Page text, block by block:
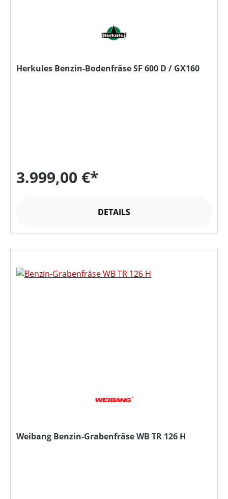
Herkules Benzin-Bodenfräse SF 600 D / GX160
3.999,00 €*
DETAILS
Weibang Benzin-Grabenfräse WB TR 126 H